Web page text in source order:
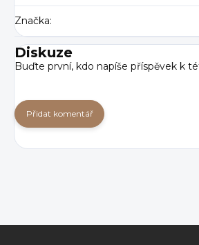
Značka:
Diskuze
Buďte první, kdo napíše příspěvek k
Přidat komentář